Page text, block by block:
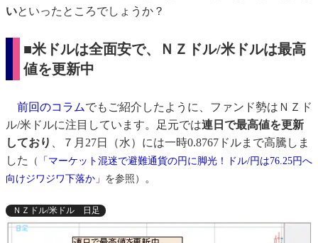
いといったところでしょうか？
■米ドルは全面安で、 ＮＺドル/米ドルは最高
値を更新中
前回のコラムでもご紹介したように、ファンド勢はＮＺド
ル/米ドルに注目しています。足元では連日で最高値を更新
しており
、７月27日（水）には一時0.8767ドルまで高騰しま
した
（
「マーケット混迷で避難通貨の円に脚光！ドル/円は76.25円へ
向けジワジワ下落か」 を参照） 。
ＮＺドル/米ドル 日足